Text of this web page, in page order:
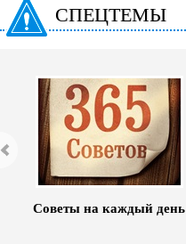
СПЕЦТЕМЫ
Советы на каждый день